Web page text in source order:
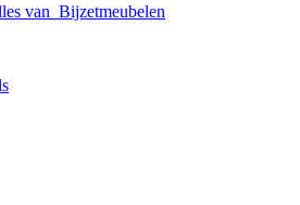
van Bijzetmeubelen